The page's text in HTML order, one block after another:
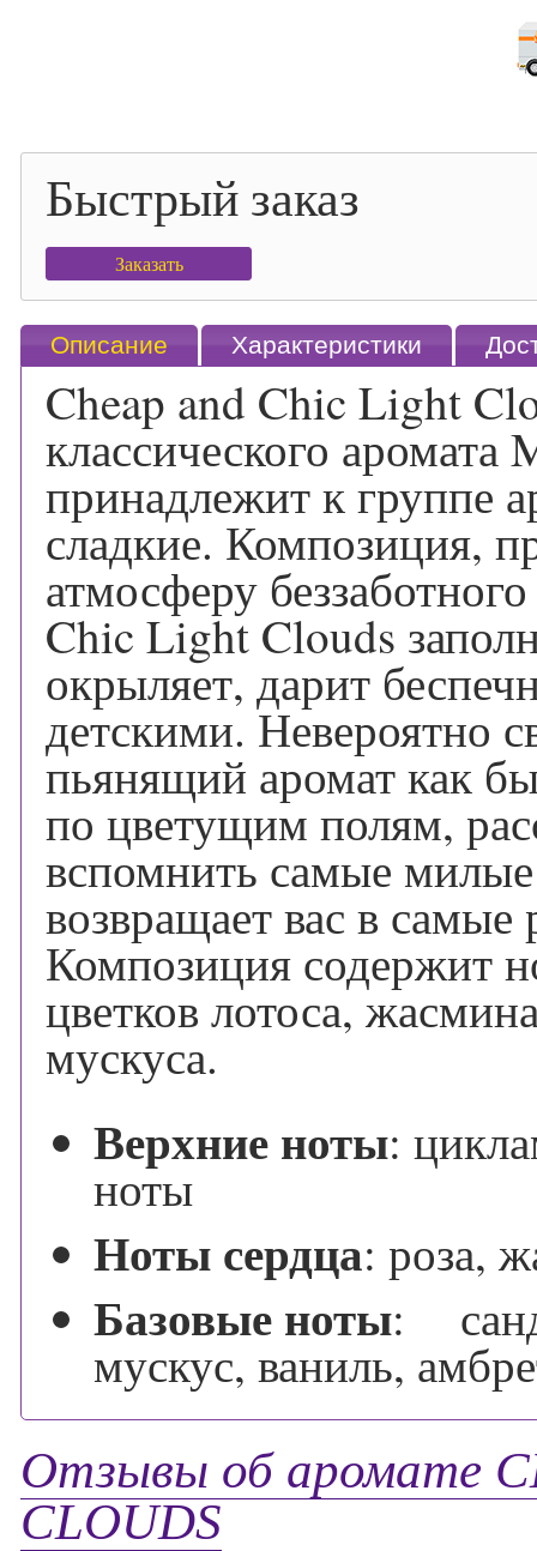
Быстрый заказ
Заказать
Описание Характеристики
Cheap and Chic Light
классического
принадлежит к группе
сладкие. Композиция,
атмосферу
Chic Light Clouds
окрыляет, дарит
детскими. Невероятно
пьянящий аромат как
по цветущим полям,
вспомнить самые
возвращает вас в
Композиция содержит
цветков лотоса,
мускуса.
Верхние ноты:
ноты
Ноты сердца: роза,
Базовые ноты:
мускус, ваниль,
Отзывы об аромате
CLOUDS